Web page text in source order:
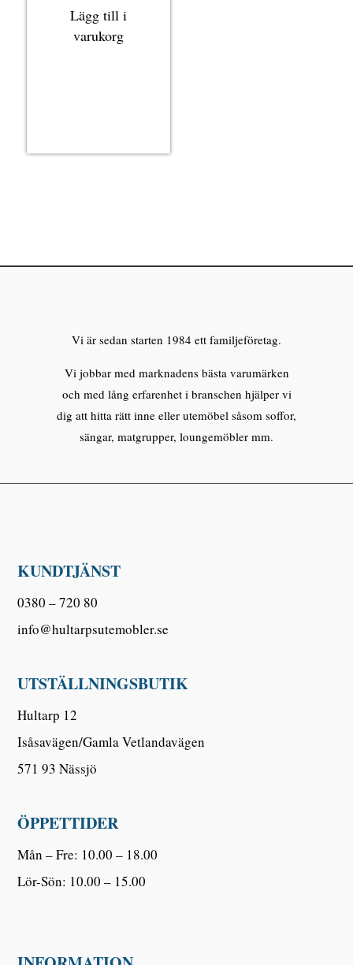
Lägg till i
varukorg
Vi är sedan starten 1984 ett familjeföretag.
Vi jobbar med marknadens bästa varumärken
och med lång erfarenhet i branschen hjälper vi
dig att hitta rätt inne eller utemöbel såsom soffor,
sängar, matgrupper, loungemöbler mm.
KUNDTJÄNST
0380 – 720 80
info@hultarpsutemobler.se
UTSTÄLLNINGSBUTIK
Hultarp 12
Isåsavägen/Gamla Vetlandavägen
571 93 Nässjö
ÖPPETTIDER
Mån – Fre: 10.00 – 18.00
Lör-Sön: 10.00 – 15.00